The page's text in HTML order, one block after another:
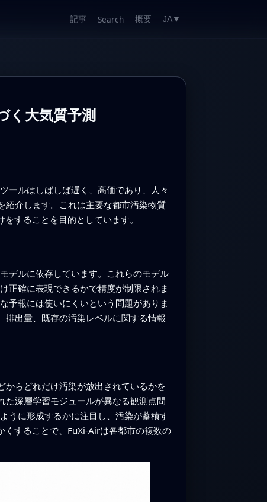
記事 Search 概要 JA ▼
く大気質予測
ールはしばしば遅く、高価であり、人々
紹介します。これは主要な都市汚染物質
することを目的としています。
デルに依存しています。これらのモデル
正確に表現できるかで精度が制限されま
予報には使いにくいという問題がありま
排出量、既存の汚染レベルに関する情報
からどれだけ汚染が放出されているかを
た深層学習モジュールが異なる観測点間
うに形成するかに注目し、汚染が蓄積す
することで、FuXi‑Airは各都市の複数の